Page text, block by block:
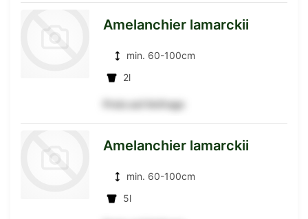
Amelanchier lamarckii
min. 60-100cm
2l
Preis auf Anfrage
Amelanchier lamarckii
min. 60-100cm
5l